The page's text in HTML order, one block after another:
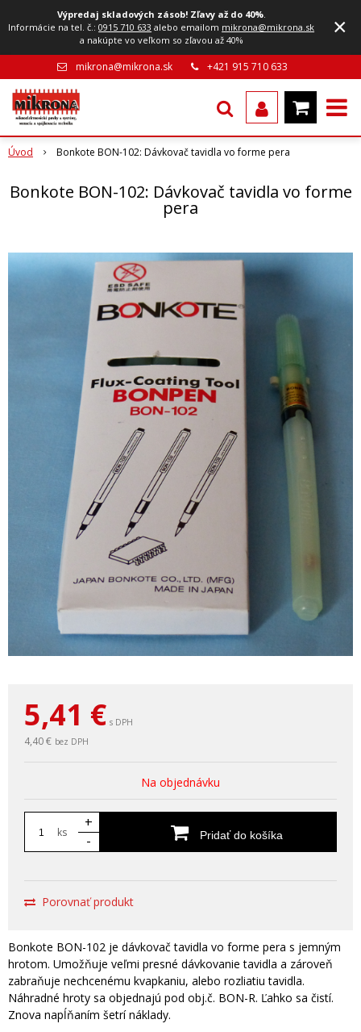
Výpredaj skladových zásob! Zľavy až do 40%.
Informácie na tel. č.:0915 710 633 alebo emailom mikrona@mikrona.sk
a nakúpte vo veľkom so zľavou až 40%
×
mikrona@mikrona.sk +421 915 710 633
Úvod Bonkote BON-102: Dávkovač tavidla vo forme pera
Bonkote BON-102: Dávkovač tavidla vo forme
pera
5,41 € s DPH
4,40 € bez DPH
Na objednávku
ks
+
-
Pridať do košíka
Porovnať produkt
Bonkote BON-102 je dávkovač tavidla vo forme pera s jemným
hrotom. Umožňuje veľmi presné dávkovanie tavidla a zároveň
zabraňuje nechcenému kvapkaniu, alebo rozliatiu tavidla.
Náhradné hroty sa objednajú pod obj.č. BON-R. Ľahko sa čistí.
Znova napĺňaním šetrí náklady.